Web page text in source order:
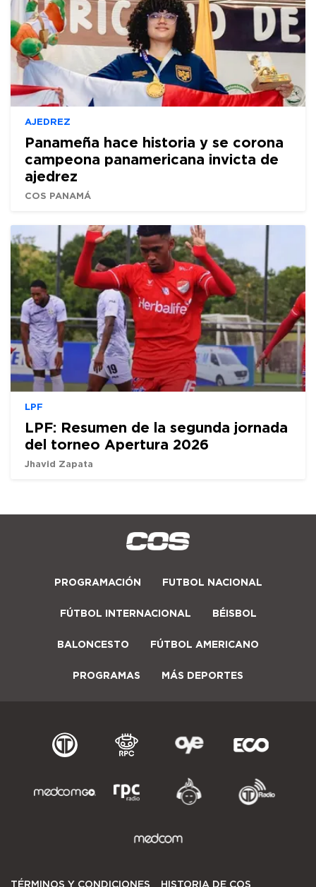
AJEDREZ
Panameña hace historia y se corona
campeona panamericana invicta de
ajedrez
COS PANAMÁ
LPF
LPF: Resumen de la segunda jornada
del torneo Apertura 2026
Jhavid Zapata
PROGRAMACIÓN FUTBOL NACIONAL
FÚTBOL INTERNACIONAL BÉISBOL
BALONCESTO FÚTBOL AMERICANO
PROGRAMAS MÁS DEPORTES
TÉRMINOS Y CONDICIONES HISTORIA DE COS